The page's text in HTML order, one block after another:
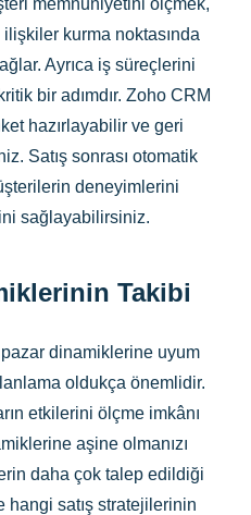
kurma noktasında
Ayrıca iş süreçlerini
bir adımdır. Zoho CRM
hazırlayabilir ve geri
Satış sonrası otomatik
deneyimlerini
sağlayabilirsiniz.
Takibi
dinamiklerine uyum
oldukça önemlidir.
etkilerini ölçme imkânı
aşine olmanızı
daha çok talep edildiği
satış stratejilerinin